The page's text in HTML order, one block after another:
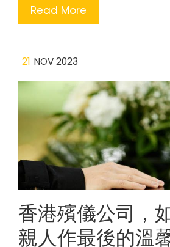
Read More
21 NOV 2023
香港殯儀公司，
親人作最後的溫